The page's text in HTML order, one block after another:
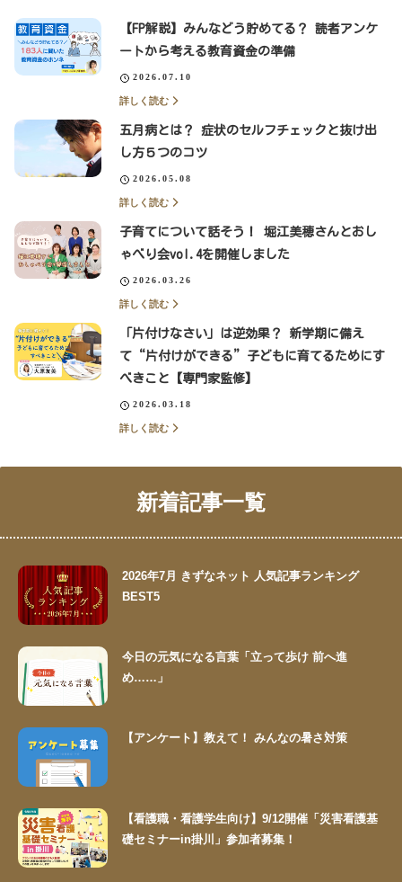
【FP解説】みんなどう貯めてる？ 読者アンケ
ートから考える教育資金の準備
2026.07.10
詳しく読む
五月病とは？ 症状のセルフチェックと抜け出
し方５つのコツ
2026.05.08
詳しく読む
子育てについて話そう！ 堀江美穂さんとおし
ゃべり会vol.4を開催しました
2026.03.26
詳しく読む
「片付けなさい」は逆効果？ 新学期に備え
て“片付けができる”子どもに育てるためにす
べきこと【専門家監修】
2026.03.18
詳しく読む
新着記事一覧
2026年7月 きずなネット 人気記事ランキング
BEST5
今日の元気になる言葉「立って歩け 前へ進
め……」
【アンケート】教えて！ みんなの暑さ対策
【看護職・看護学生向け】9/12開催「災害看護基
礎セミナーin掛川」参加者募集！